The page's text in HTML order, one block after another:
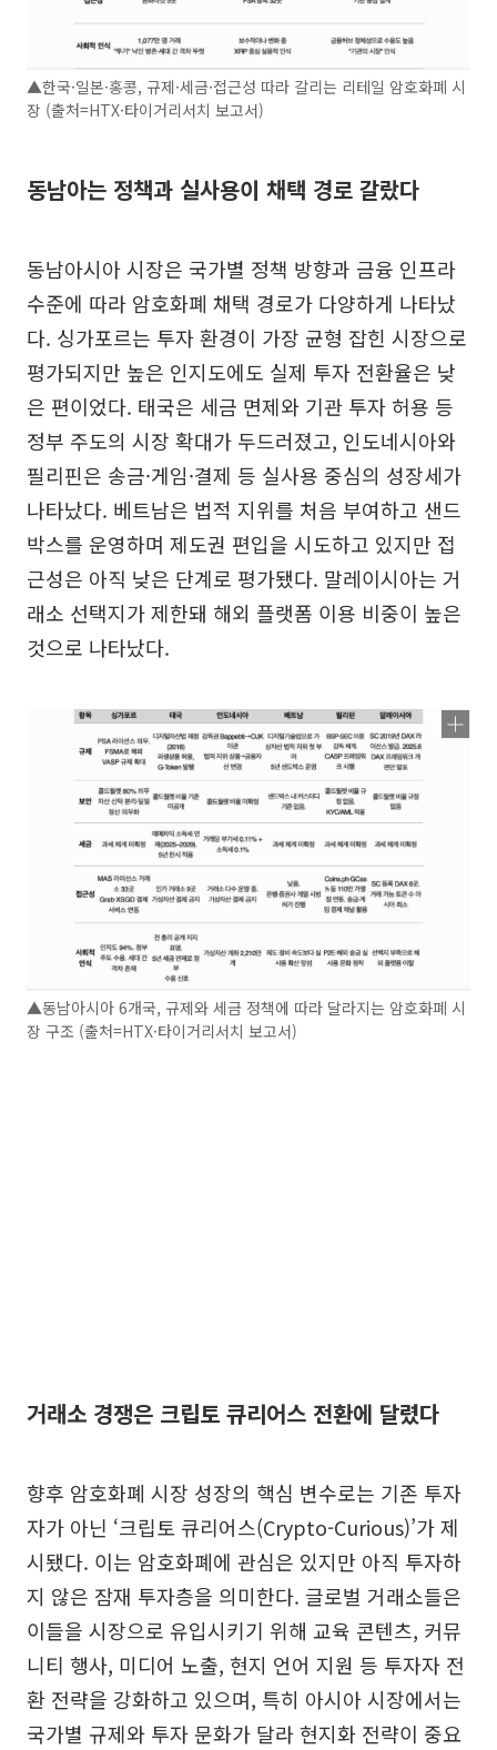
▲한국·일본·홍콩, 규제·세금·접근성 따라 갈리는 리테일 암호화폐 시
장 (출처=HTX·타이거리서치 보고서)
동남아는 정책과 실사용이 채택 경로 갈랐다
동남아시아 시장은 국가별 정책 방향과 금융 인프라
수준에 따라 암호화폐 채택 경로가 다양하게 나타났
다. 싱가포르는 투자 환경이 가장 균형 잡힌 시장으로
평가되지만 높은 인지도에도 실제 투자 전환율은 낮
은 편이었다. 태국은 세금 면제와 기관 투자 허용 등
정부 주도의 시장 확대가 두드러졌고, 인도네시아와
필리핀은 송금·게임·결제 등 실사용 중심의 성장세가
나타났다. 베트남은 법적 지위를 처음 부여하고 샌드
박스를 운영하며 제도권 편입을 시도하고 있지만 접
근성은 아직 낮은 단계로 평가됐다. 말레이시아는 거
래소 선택지가 제한돼 해외 플랫폼 이용 비중이 높은
것으로 나타났다.
▲동남아시아 6개국, 규제와 세금 정책에 따라 달라지는 암호화폐 시
장 구조 (출처=HTX·타이거리서치 보고서)
거래소 경쟁은 크립토 큐리어스 전환에 달렸다
향후 암호화폐 시장 성장의 핵심 변수로는 기존 투자
자가 아닌 ‘크립토 큐리어스(Crypto-Curious)’가 제
시됐다. 이는 암호화폐에 관심은 있지만 아직 투자하
지 않은 잠재 투자층을 의미한다. 글로벌 거래소들은
이들을 시장으로 유입시키기 위해 교육 콘텐츠, 커뮤
니티 행사, 미디어 노출, 현지 언어 지원 등 투자자 전
환 전략을 강화하고 있으며, 특히 아시아 시장에서는
국가별 규제와 투자 문화가 달라 현지화 전략이 중요